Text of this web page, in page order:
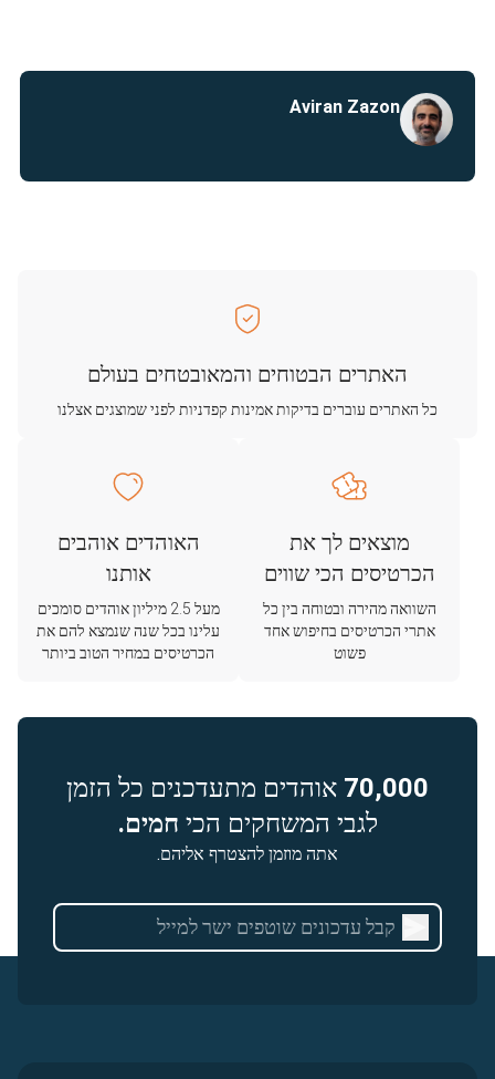
Aviran Zazon
האתרים הבטוחים והמאובטחים בעולם
כל האתרים עוברים בדיקות אמינות קפדניות לפני שמוצגים אצלנו
מוצאים לך את
הכרטיסים הכי שווים
השוואה מהירה ובטוחה בין כל
אתרי הכרטיסים בחיפוש אחד
פשוט
האוהדים אוהבים
אותנו
מעל 2.5 מיליון אוהדים סומכים
עלינו בכל שנה שנמצא להם את
הכרטיסים במחיר הטוב ביותר
70,000 אוהדים מתעדכנים כל הזמן
לגבי המשחקים הכי חמים.
אתה מוזמן להצטרף אליהם.